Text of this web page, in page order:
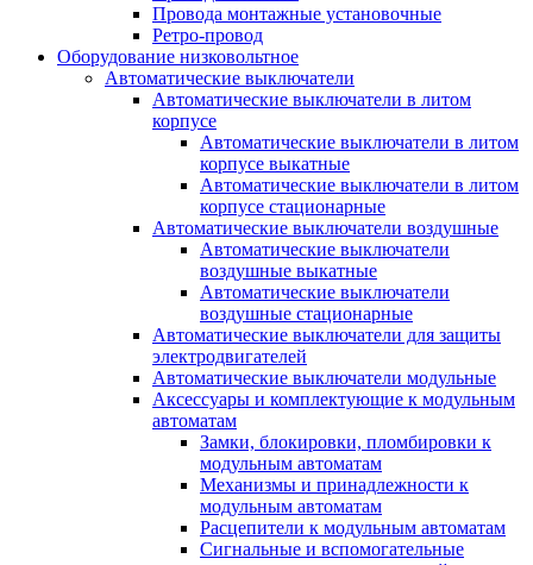
Провода монтажные установочные
Ретро-провод
Оборудование низковольтное
Автоматические выключатели
Автоматические выключатели в литом
корпусе
Автоматические выключатели в литом
корпусе выкатные
Автоматические выключатели в литом
корпусе стационарные
Автоматические выключатели воздушные
Автоматические выключатели
воздушные выкатные
Автоматические выключатели
воздушные стационарные
Автоматические выключатели для защиты
электродвигателей
Автоматические выключатели модульные
Аксессуары и комплектующие к модульным
автоматам
Замки, блокировки, пломбировки к
модульным автоматам
Механизмы и принадлежности к
модульным автоматам
Расцепители к модульным автоматам
Сигнальные и вспомогательные